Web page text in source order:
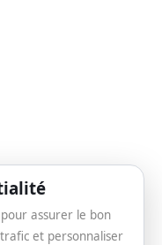
assurer le bon
et personnaliser